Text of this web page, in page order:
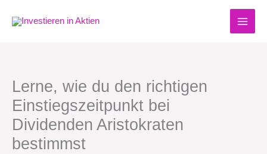
Inhalt
Lerne, wie du den richtigen
Einstiegszeitpunkt bei
Dividenden Aristokraten
bestimmst